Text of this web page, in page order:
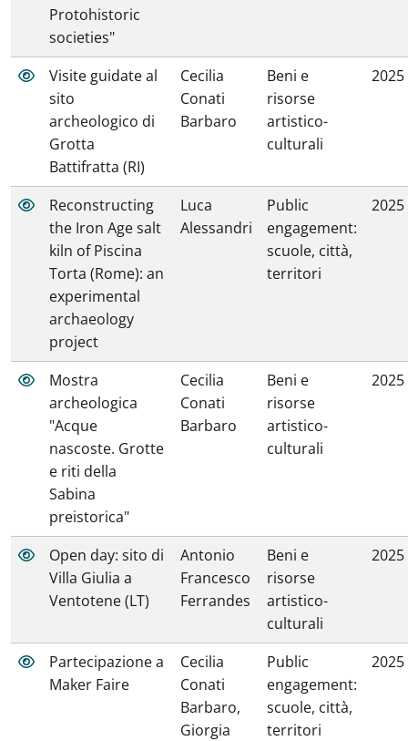
Protohistoric
societies"
Visite guidate al
sito
archeologico di
Grotta
Battifratta (RI)
Cecilia
Conati
Barbaro
Beni e
risorse
artistico-
culturali
2025
Reconstructing
the Iron Age salt
kiln of Piscina
Torta (Rome): an
experimental
archaeology
project
Luca
Alessandri
Public
engagement:
scuole, città,
territori
2025
Mostra
archeologica
"Acque
nascoste. Grotte
e riti della
Sabina
preistorica"
Cecilia
Conati
Barbaro
Beni e
risorse
artistico-
culturali
2025
Open day: sito di
Villa Giulia a
Ventotene (LT)
Antonio
Francesco
Ferrandes
Beni e
risorse
artistico-
culturali
2025
Partecipazione a
Maker Faire
Cecilia
Conati
Barbaro,
Giorgia
Public
engagement:
scuole, città,
territori
2025